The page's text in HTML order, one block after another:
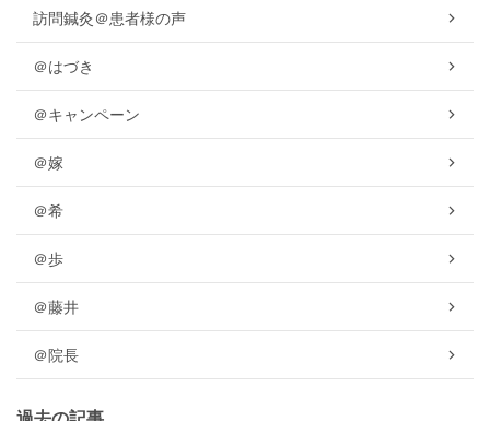
訪問鍼灸＠患者様の声
＠はづき
＠キャンペーン
＠嫁
＠希
＠歩
＠藤井
＠院長